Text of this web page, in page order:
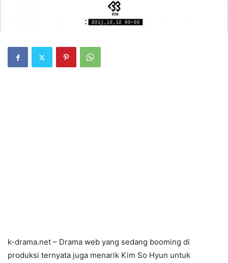
k-drama.net – Drama web yang sedang booming di
produksi ternyata juga menarik Kim So Hyun untuk